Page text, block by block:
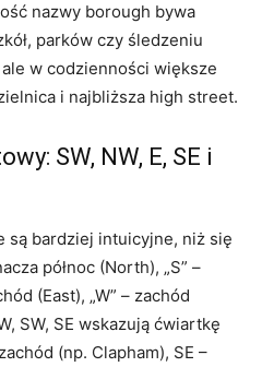
nazwy borough bywa
parków czy śledzeniu
w codzienności większe
i najbliższa high street.
SW, NW, E, SE i
są bardziej intuicyjne, niż się
północ (North), „S” –
(East), „W” – zachód
SW, SE wskazują ćwiartkę
(np. Clapham), SE –